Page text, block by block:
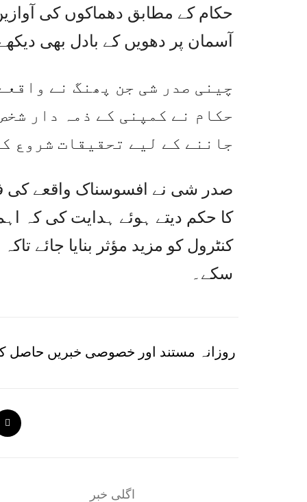
حکام کے مطابق دھماکوں کی
آسمان پر دھویں کے بادل بھی
چینی صدر شی جن پھنگ نے
حکام نے کمپنی کے ذمہ دار
جاننے کے لیے تحقیقات شروع
صدر شی نے افسوسناک واقعے کی
کا حکم دیتے ہوئے ہدایت کی کہ
کنٹرول کو مزید مؤثر بنایا جائے
سکے۔
روزانہ مستند اور خصوصی خبریں حاصل
اگلی خبر